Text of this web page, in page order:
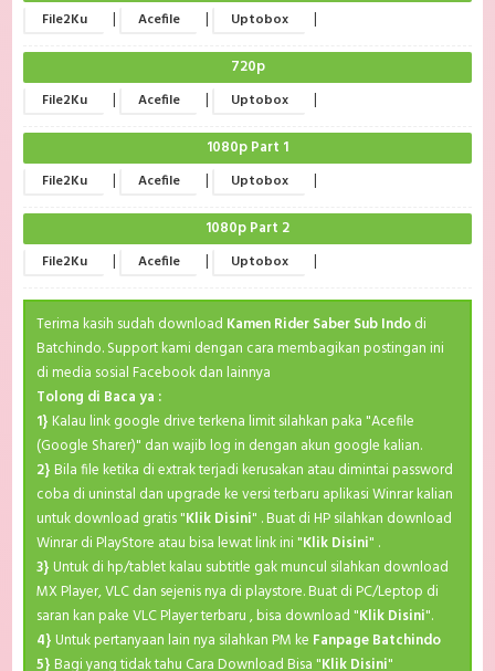
File2Ku | Acefile | Uptobox |
720p
File2Ku | Acefile | Uptobox |
1080p Part 1
File2Ku | Acefile | Uptobox |
1080p Part 2
File2Ku | Acefile | Uptobox |
Terima kasih sudah download Kamen Rider Saber Sub Indodi
Batchindo. Support kami dengan cara membagikan postingan ini
di media sosial Facebook dan lainnya
Tolong di Baca ya :
1} Kalau link google drive terkena limit silahkan paka "Acefile
(Google Sharer)" dan wajib log in dengan akun google kalian.
2} Bila file ketika di extrak terjadi kerusakan atau dimintai password
coba di uninstal dan upgrade ke versi terbaru aplikasi Winrar kalian
untuk download gratis "Klik Disini" . Buat di HP silahkan download
Winrar di PlayStore atau bisa lewat link ini "Klik Disini" .
3} Untuk di hp/tablet kalau subtitle gak muncul silahkan download
MX Player, VLC dan sejenis nya di playstore. Buat di PC/Leptop di
saran kan pake VLC Player terbaru , bisa download "Klik Disini".
4} Untuk pertanyaan lain nya silahkan PM ke Fanpage Batchindo
5} Bagi yang tidak tahu Cara Download Bisa "Klik Disini"